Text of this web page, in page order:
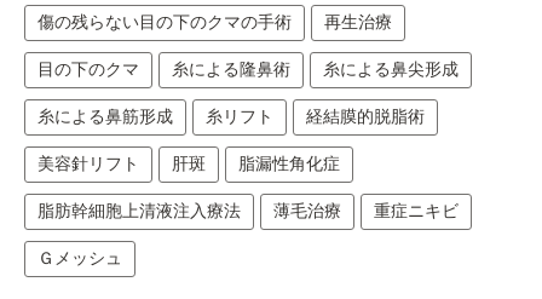
傷の残らない目の下のクマの手術 再生治療
目の下のクマ 糸による隆鼻術 糸による鼻尖形成
糸による鼻筋形成 糸リフト 経結膜的脱脂術
美容針リフト 肝斑 脂漏性角化症
脂肪幹細胞上清液注入療法 薄毛治療 重症ニキビ
Ｇメッシュ